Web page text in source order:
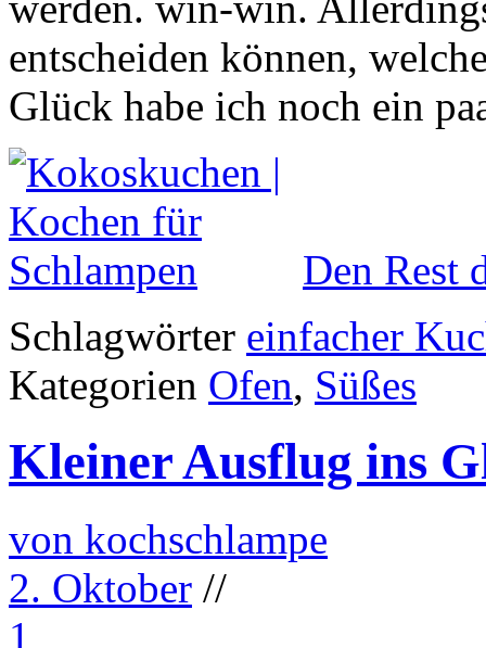
entscheiden können,
Glück habe ich noch ein
Den Rest
Schlagwörter einfacher
Kategorien Ofen, Süßes
Kleiner Ausflug ins
von kochschlampe
2. Oktober //
1